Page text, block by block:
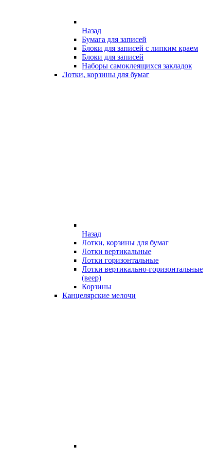
Назад
Бумага для записей
Блоки для записей с липким краем
Блоки для записей
Наборы самоклеящихся закладок
Лотки, корзины для бумаг
Назад
Лотки, корзины для бумаг
Лотки вертикальные
Лотки горизонтальные
Лотки вертикально-горизонтальные
(веер)
Корзины
Канцелярские мелочи